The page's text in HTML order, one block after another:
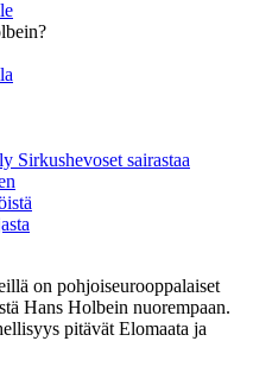
Sirkushevoset sairastaa
on pohjoiseurooppalaiset
Hans Holbein nuorempaan.
pitävät Elomaata ja